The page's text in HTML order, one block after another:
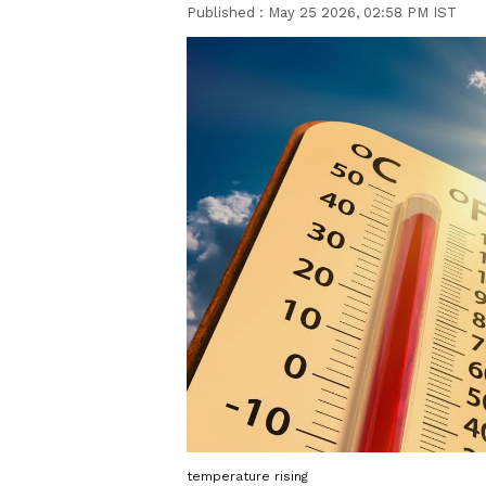
Published : May 25 2026, 02:58 PM IST
temperature rising